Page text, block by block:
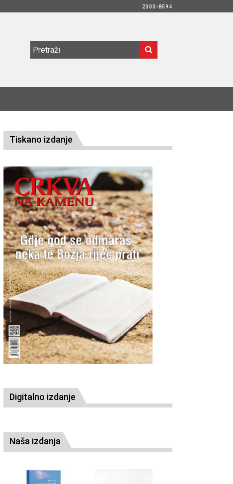
2303-8594
Tiskano izdanje
Digitalno izdanje
Naša izdanja